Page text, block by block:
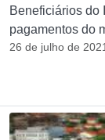
Beneficiários do
pagamentos do
26 de julho de